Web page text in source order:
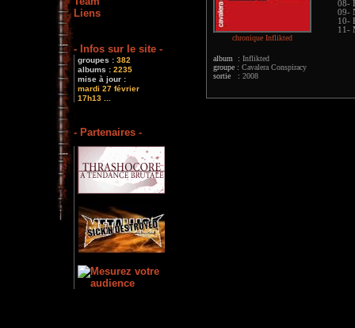
Liens
- Infos sur le site -
groupes : 382
albums : 2235
mise à jour :
mardi 27 février
17h13 ...
- Partenaires -
chronique Inflikted
album : Inflikted
groupe : Cavalera Conspiracy
sortie : 2008
08-
09-
10-
11-